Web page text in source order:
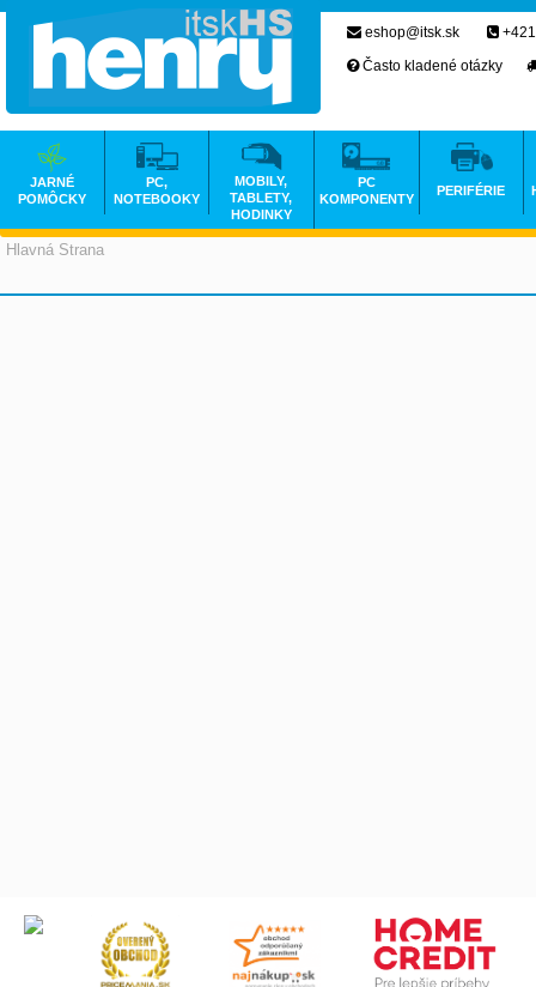
Hlavná Strana
eshop@itsk.sk
Často kladené otázky
JARNÉ
POMÔCKY
PC,
NOTEBOOKY
MOBILY,
TABLETY,
HODINKY
PC
KOMPONENTY
PERIFÉRIE